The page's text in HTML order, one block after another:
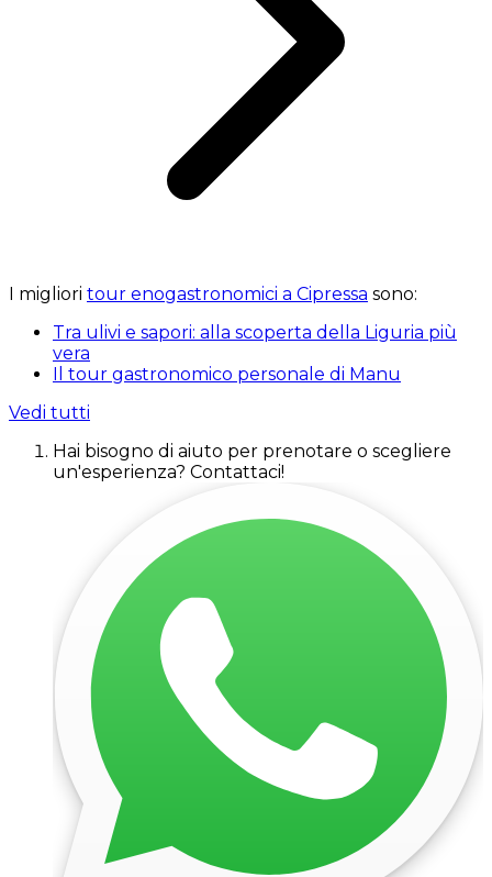
I migliori tour enogastronomici a Cipressa sono:
Tra ulivi e sapori: alla scoperta della Liguria più
vera
Il tour gastronomico personale di Manu
Vedi tutti
Hai bisogno di aiuto per prenotare o scegliere
un'esperienza? Contattaci!